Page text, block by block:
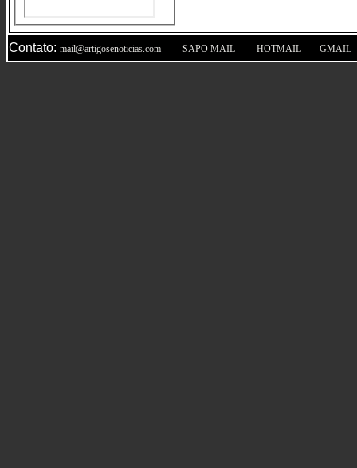
Contato: mail@artigosenoticias.com SAPO MAIL HOTMAIL GMAIL